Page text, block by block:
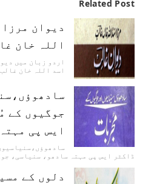
Related Post
دیوان
اللہ خان
اردو زبان میں
اسد اللہ خان
جوگیوں کے
ایس پی مہتہ
ڈاکٹر ایس پی مہتہ سادھو، سنیاسی،
دلوں کے